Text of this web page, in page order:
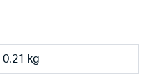
0.21 kg